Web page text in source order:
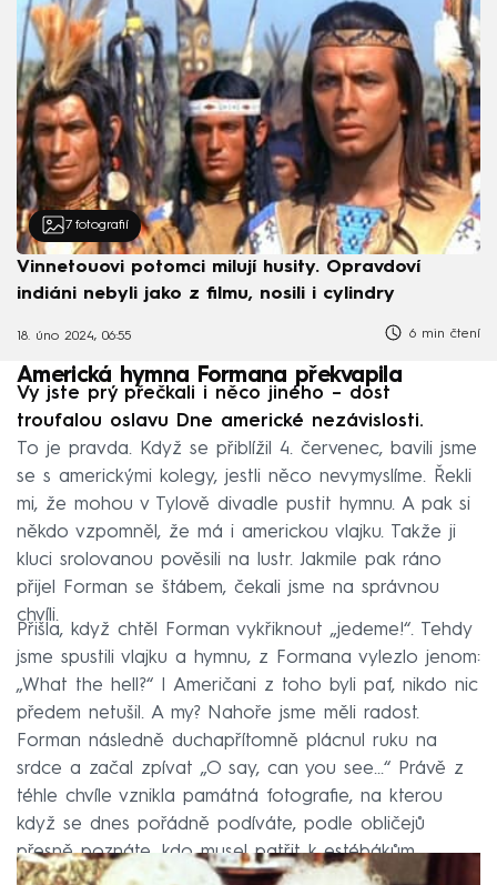
7 fotografií
Vinnetouovi potomci milují husity. Opravdoví
indiáni nebyli jako z filmu, nosili i cylindry
18. úno 2024, 06:55 6 min čtení
Americká hymna Formana překvapila
Vy jste prý přečkali i něco jiného – dost
troufalou oslavu Dne americké nezávislosti.
To je pravda. Když se přiblížil 4. červenec, bavili jsme
se s americkými kolegy, jestli něco nevymyslíme. Řekli
mi, že mohou v Tylově divadle pustit hymnu. A pak si
někdo vzpomněl, že má i americkou vlajku. Takže ji
kluci srolovanou pověsili na lustr. Jakmile pak ráno
přijel Forman se štábem, čekali jsme na správnou
chvíli.
Přišla, když chtěl Forman vykřiknout „jedeme!“. Tehdy
jsme spustili vlajku a hymnu, z Formana vylezlo jenom:
„What the hell?“ I Američani z toho byli paf, nikdo nic
předem netušil. A my? Nahoře jsme měli radost.
Forman následně duchapřítomně plácnul ruku na
srdce a začal zpívat „O say, can you see...“ Právě z
téhle chvíle vznikla památná fotografie, na kterou
když se dnes pořádně podíváte, podle obličejů
přesně poznáte, kdo musel patřit k estébákům.